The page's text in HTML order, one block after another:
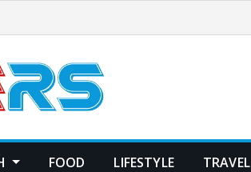
FOOD LIFESTYLE TRAVEL